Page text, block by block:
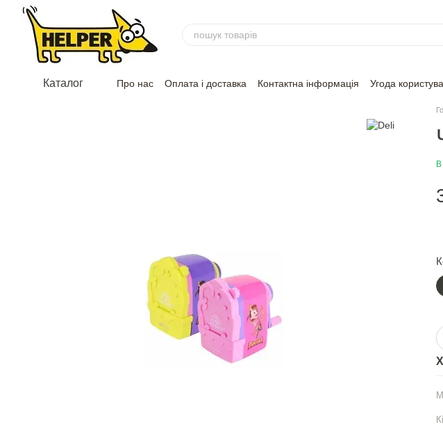
Перейти до основного контенту
Каталог Про нас Оплата і доставка Контактна інформація Угода